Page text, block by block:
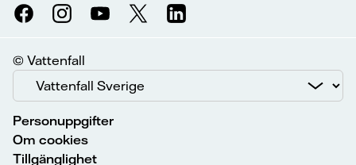
© Vattenfall
Personuppgifter
Om cookies
Tillgänglighet